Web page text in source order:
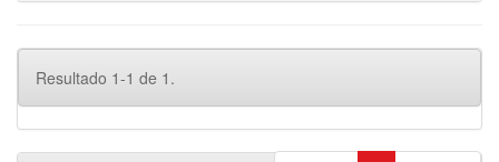
Resultado 1-1 de 1.